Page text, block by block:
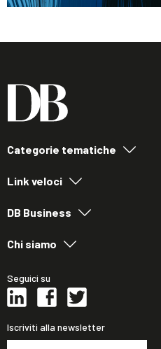
Categorie tematiche
Link veloci
DB Business
Chi siamo
Seguici su
Iscriviti alla newsletter